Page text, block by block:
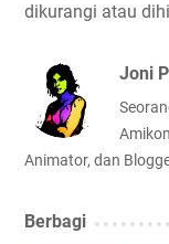
dikurangi atau
Joni
Animator, dan
Berbagi